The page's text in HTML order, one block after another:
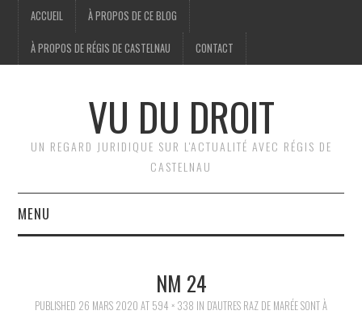
ACCUEIL À PROPOS DE CE BLOG
À PROPOS DE RÉGIS DE CASTELNAU CONTACT
VU DU DROIT
UN REGARD JURIDIQUE SUR L'ACTUALITÉ AVEC RÉGIS DE
CASTELNAU
MENU
NM 24
PUBLISHED 26 MARS 2020 AT 594 × 338 IN D’AUTRES RAZ DE MARÉE SONT À